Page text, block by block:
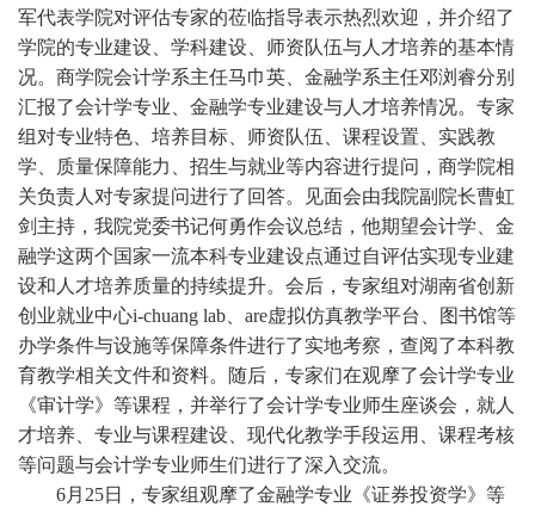
军代表学院对评估专家的莅临指导表示热烈欢迎，并介绍了
学院的专业建设、学科建设、师资队伍与人才培养的基本情
况。商学院会计学系主任马巾英、金融学系主任邓浏睿分别
汇报了会计学专业、金融学专业建设与 人才培养情况。专家
组对专业特色、培养目标、师资队伍、课程设置、实践教
学、
质量保障能力
、招生与就业等内容进行提问，商学院相
关负责人对专家提问进行了回答。
见面会由我院副院长曹虹
剑主持，我院党委书记何勇作会议总结 ，他期望会计学、金
融学这两个国家一流本科专业建设点通过自评估实现专业建
设和人才培养质量的持续提升。会后，专家组对湖南省创新
创业就业中心i-chuang lab are虚拟仿真教学平台、图书馆等
办学条件与设施等保障条件进行了实地考察，查阅了本科教
育教学相关文件和资料。 随后，专家们在观摩了会计学专业
《审计学》等课程， 并举行了会计学专业师生座谈会，就人
才培养、专业与课程建设、现代化教学手段运用、课程考核
等问题与会计学专业师生们进行了深入交流。
6月 25日，专家组观摩了金融学专业 《证券投资学》等